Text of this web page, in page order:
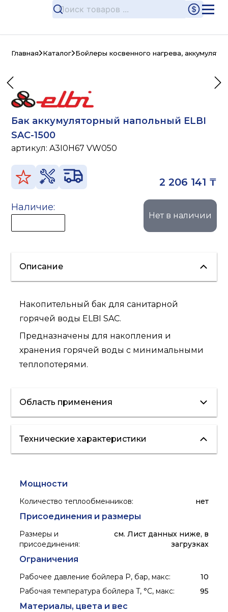
Главная Каталог Бойлеры косвенного нагрева,
Бак аккумуляторный напольный ELBI
SAC-1500
артикул:A3I0H67 VW050
2 206 141 ₸
Наличие:
Нет в наличии
Описание
Накопительный бак для санитарной
горячей воды ELBI SAC.
Предназначены для накопления и
хранения горячей воды с минимальными
теплопотерями.
Область применения
ГВС
Технические характеристики
Мощности
Количество теплообменников: нет
Присоединения и размеры
Размеры и
присоединения:
см. Лист данных ниже, в
загрузках
Ограничения
Рабочее давление бойлера P, бар, макс:
10
Рабочая температура бойлера T, °C, макс: 95
Материалы, цвета и вес